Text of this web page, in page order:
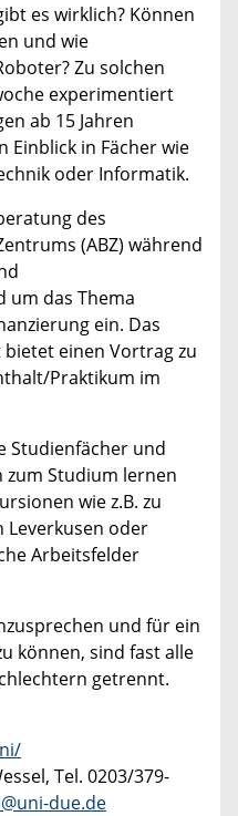
es wirklich? Können
und wie
Zu solchen
experimentiert
ab 15 Jahren
Einblick in Fächer wie
oder Informatik.
des
(ABZ) während
um das Thema
ein. Das
einen Vortrag zu
Praktikum im
Studienfächer und
Studium lernen
wie z.B. zu
Leverkusen oder
Arbeitsfelder
und für ein
können, sind fast alle
getrennt.
Tel. 0203/379-
due.de